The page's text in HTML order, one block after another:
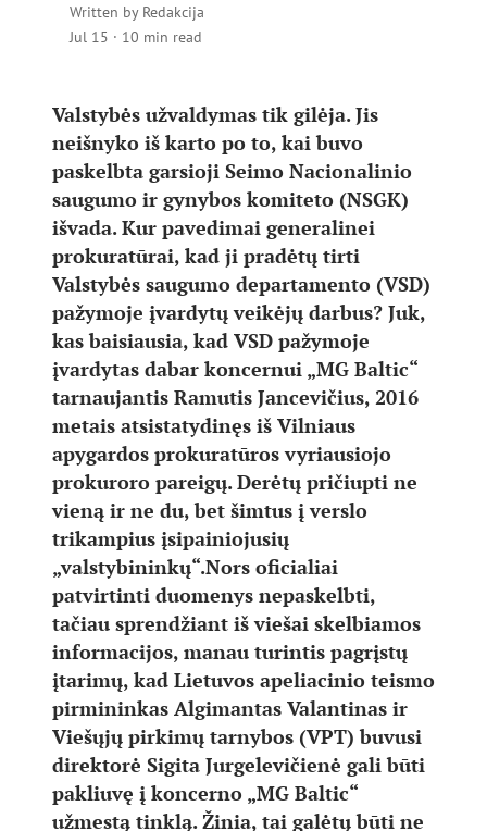
Written by Redakcija
Jul 15 · 10 min read
Valstybės užvaldymas tik gilėja. Jis
neišnyko iš karto po to, kai buvo
paskelbta garsioji Seimo Nacionalinio
saugumo ir gynybos komiteto (NSGK)
išvada. Kur pavedimai generalinei
prokuratūrai, kad ji pradėtų tirti
Valstybės saugumo departamento (VSD)
pažymoje įvardytų veikėjų darbus? Juk,
kas baisiausia, kad VSD pažymoje
įvardytas dabar koncernui „MG Baltic“
tarnaujantis Ramutis Jancevičius, 2016
metais atsistatydinęs iš Vilniaus
apygardos prokuratūros vyriausiojo
prokuroro pareigų. Derėtų pričiupti ne
vieną ir ne du, bet šimtus į verslo
trikampius įsipainiojusių
„valstybininkų“.Nors oficialiai
patvirtinti duomenys nepaskelbti,
tačiau sprendžiant iš viešai skelbiamos
informacijos, manau turintis pagrįstų
įtarimų, kad Lietuvos apeliacinio teismo
pirmininkas Algimantas Valantinas ir
Viešųjų pirkimų tarnybos (VPT) buvusi
direktorė Sigita Jurgelevičienė gali būti
pakliuvę į koncerno „MG Baltic“
užmestą tinklą. Žinia, tai galėtų būti ne